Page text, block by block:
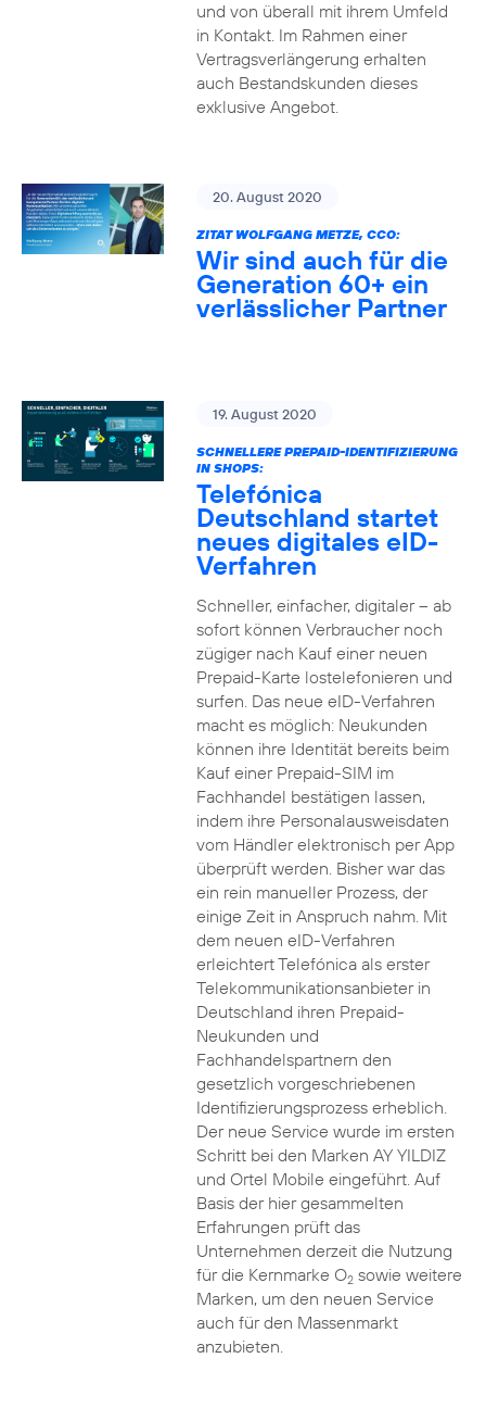
und von überall mit ihrem Umfeld
in Kontakt. Im Rahmen einer
Vertragsverlängerung erhalten
auch Bestandskunden dieses
exklusive Angebot.
20. August 2020
ZITAT WOLFGANG METZE, CCO:
Wir sind auch für die
Generation 60+ ein
verlässlicher Partner
19. August 2020
SCHNELLERE PREPAID-IDENTIFIZIERUNG
IN SHOPS:
Telefónica
Deutschland startet
neues digitales eID-
Verfahren
Schneller, einfacher, digitaler – ab
sofort können Verbraucher noch
zügiger nach Kauf einer neuen
Prepaid-Karte lostelefonieren und
surfen. Das neue eID-Verfahren
macht es möglich: Neukunden
können ihre Identität bereits beim
Kauf einer Prepaid-SIM im
Fachhandel bestätigen lassen,
indem ihre Personalausweisdaten
vom Händler elektronisch per App
überprüft werden. Bisher war das
ein rein manueller Prozess, der
einige Zeit in Anspruch nahm. Mit
dem neuen eID-Verfahren
erleichtert Telefónica als erster
Telekommunikationsanbieter in
Deutschland ihren Prepaid-
Neukunden und
Fachhandelspartnern den
gesetzlich vorgeschriebenen
Identifizierungsprozess erheblich.
Der neue Service wurde im ersten
Schritt bei den Marken AY YILDIZ
und Ortel Mobile eingeführt. Auf
Basis der hier gesammelten
Erfahrungen prüft das
Unternehmen derzeit die Nutzung
für die Kernmarke O2sowie weitere
Marken, um den neuen Service
auch für den Massenmarkt
anzubieten.